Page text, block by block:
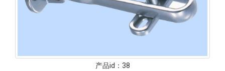
产品id： 38